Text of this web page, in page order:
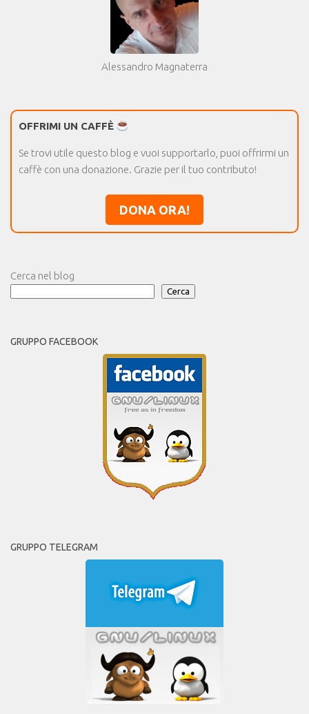
Alessandro Magnaterra
OFFRIMI UN CAFFÈ
Se trovi utile questo blog e vuoi supportarlo, puoi offrirmi un
caffè con una donazione. Grazie per il tuo contributo!
DONA ORA!
Cerca nel blog
Cerca
GRUPPO FACEBOOK
GRUPPO TELEGRAM